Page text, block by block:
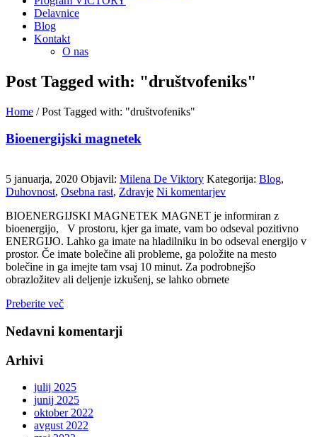
Delavnice
Blog
Kontakt
O nas
Post Tagged with: "društvofeniks"
Home /Post Tagged with: "društvofeniks"
Bioenergijski magnetek
5 januarja, 2020 Objavil: Milena De Viktory Kategorija: Blog,
Duhovnost, Osebna rast, Zdravje Ni komentarjev
BIOENERGIJSKI MAGNETEK MAGNET je informiran z
bioenergijo, V prostoru, kjer ga imate, vam bo odseval pozitivno
ENERGIJO. Lahko ga imate na hladilniku in bo odseval energijo v
prostor. Če imate bolečine ali probleme, ga položite na mesto
bolečine in ga imejte tam vsaj 10 minut. Za podrobnejšo
obrazložitev ali deljenje izkušenj, se lahko obrnete
Preberite več
Nedavni komentarji
Arhivi
julij 2025
junij 2025
oktober 2022
avgust 2022